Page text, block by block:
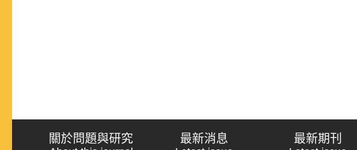
關於問題與研究 最新消息 最新期刊